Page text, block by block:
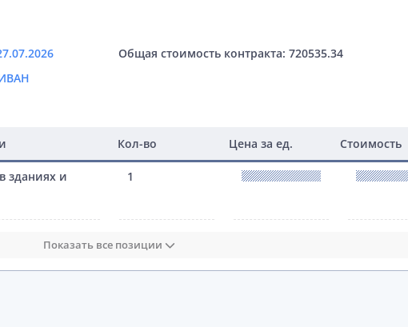
Общая стоимость контракта: 720535.34
Кол-во Цена за ед. Стоимость
зданиях и
1
Показать все позиции